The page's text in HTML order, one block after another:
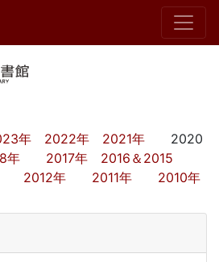
年 2022年 2021年 2020
年 2017年
2016＆2015
2012年 2011年 2010年